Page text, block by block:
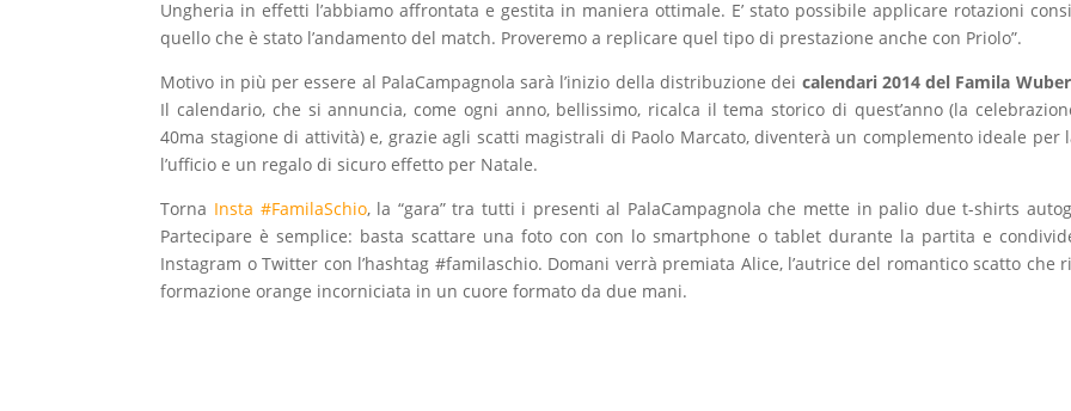
Ungheria in effetti l’abbiamo affrontata e gestita in maniera ottimale. E’ stato possibile applicare rotazioni
quello che è stato l’andamento del match. Proveremo a replicare quel tipo di prestazione anche con Priolo”.
Motivo in più per essere al PalaCampagnola sarà l’inizio della distribuzione dei calendari 2014 del Famila
Il calendario, che si annuncia, come ogni anno, bellissimo, ricalca il tema storico di quest’anno (la
40ma stagione di attività) e, grazie agli scatti magistrali di Paolo Marcato, diventerà un complemento ideale per
l’ufficio e un regalo di sicuro effetto per Natale.
Torna Insta #FamilaSchio, la “gara” tra tutti i presenti al PalaCampagnola che mette in palio due t-shirts
Partecipare è semplice: basta scattare una foto con con lo smartphone o tablet durante la partita e
Instagram o Twitter con l’hashtag #familaschio. Domani verrà premiata Alice, l’autrice del romantico scatto che
formazione orange incorniciata in un cuore formato da due mani.